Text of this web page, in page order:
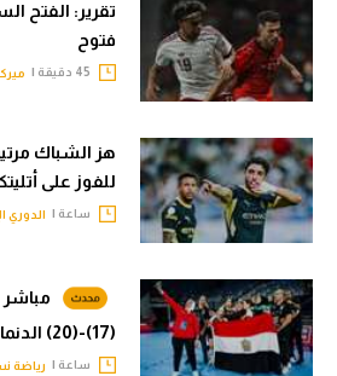
تقرير: الفتح
فتوح
هز الشباك
للفوز على
ساعة | الدوري
مباشر
(17)-(20) الدنمارك.. الشوط الثاني
ساعة | رياضة